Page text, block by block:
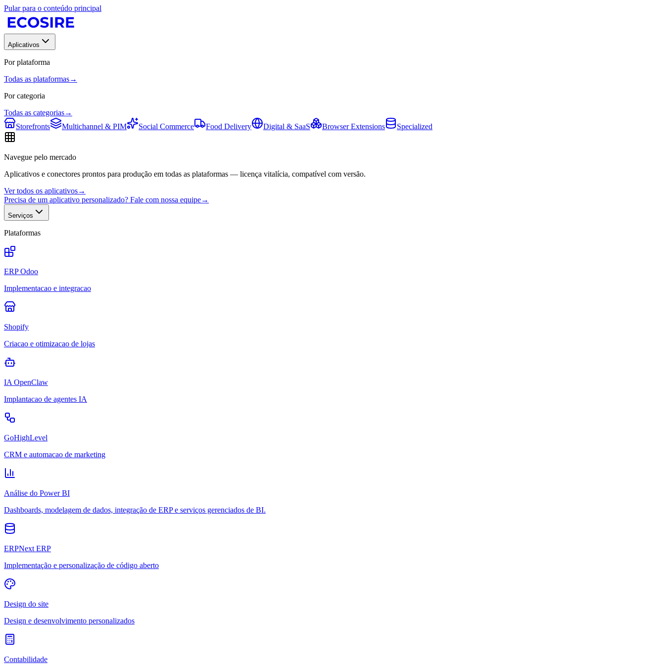
Pular para o conteúdo principal
Aplicativos
Por plataforma
Todas as plataformas→
Por categoria
Todas as categorias→
Storefronts
Multichannel & PIM Social Commerce Food Delivery Digital & SaaS Browser Extensions Specialized
Navegue pelo mercado
Aplicativos e conectores prontos para produção em todas as plataformas — licença vitalícia, compatível com versão.
Ver todos os aplicativos→
Precisa de um aplicativo personalizado? Fale com nossa equipe→
Serviços
Plataformas
ERP Odoo
Implementacao e integracao
Shopify
Criacao e otimizacao de lojas
IA OpenClaw
Implantacao de agentes IA
GoHighLevel
CRM e automacao de marketing
Análise do Power BI
Dashboards, modelagem de dados, integração de ERP e serviços gerenciados de BI.
ERPNext ERP
Implementação e personalização de código aberto
Design do site
Design e desenvolvimento personalizados
Contabilidade